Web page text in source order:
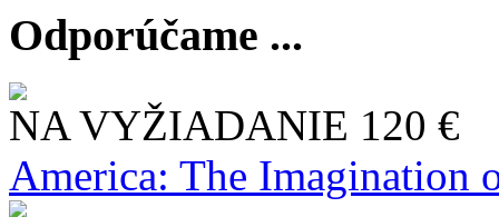
Odporúčame ...
NA VYŽIADANIE 120 €
America: The Imagination